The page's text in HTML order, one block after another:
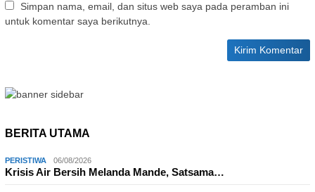
Simpan nama, email, dan situs web saya pada peramban ini
untuk komentar saya berikutnya.
BERITA UTAMA
PERISTIWA 06/08/2026
Krisis Air Bersih Melanda Mande, Satsama…